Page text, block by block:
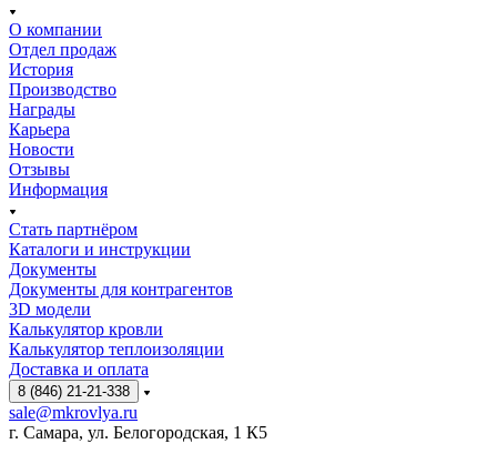
О компании
Отдел продаж
История
Производство
Награды
Карьера
Новости
Отзывы
Информация
Стать партнёром
Каталоги и инструкции
Документы
Документы для контрагентов
3D модели
Калькулятор кровли
Калькулятор теплоизоляции
Доставка и оплата
8 (846) 21-21-338
sale@mkrovlya.ru
г. Самара, ул. Белогородская, 1 К5